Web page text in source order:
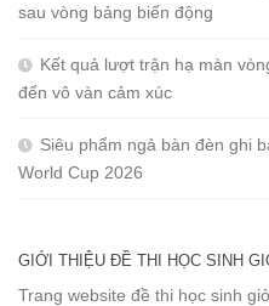
sau vòng bảng biến động
Kết quả lượt trận hạ màn
đến vô vàn cảm xúc
Siêu phẩm ngả bàn đèn ghi
World Cup 2026
GIỚI THIỆU ĐỀ THI HỌC SINH
Trang website đề thi học sinh